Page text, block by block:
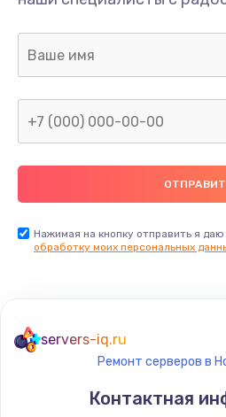
Нажимая на кнопку отправить я даю
обработку моих персональных
servers-iq.ru
Ремонт серверов в
Контактная